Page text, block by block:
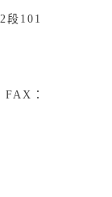
段101
：